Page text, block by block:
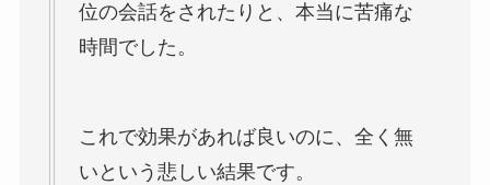
位の会話をされたりと、本当に苦痛な
時間でした。
これで効果があれば良いのに、全く無
いという悲しい結果です。